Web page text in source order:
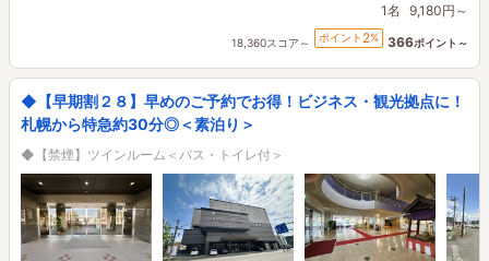
1名 9,180円～
18,360スコア～ ポイント 2% 366ポイント～
◆【早期割２８】早めのご予約でお得！ビジネス・観光拠点に！
札幌から特急約30分◎＜素泊り＞
◆【禁煙】ツインルーム＜バス・トイレ付＞